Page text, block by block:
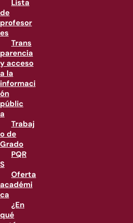
Lista
de
profesor
es
Trans
parencia
y acceso
a la
informaci
ón
públic
a
Trabaj
o de
Grado
PQR
S
Oferta
académi
ca
¿En
qué